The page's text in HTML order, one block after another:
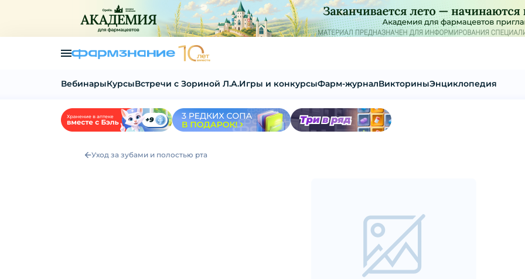
ВебинарыКурсыВстречи с Зориной Л.А.Игры и конкурсыФарм-журналВикториныЭнциклопедия
Уход за зубами и полостью рта